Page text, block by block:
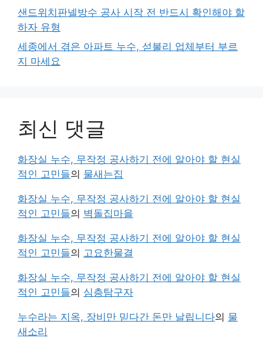
샌드위치판넬방수 공사 시작 전 반드시 확인해야 할
하자 유형
세종에서 겪은 아파트 누수, 섣불리 업체부터 부르
지 마세요
최신 댓글
화장실 누수, 무작정 공사하기 전에 알아야 할 현실
적인 고민들의 물새는집
화장실 누수, 무작정 공사하기 전에 알아야 할 현실
적인 고민들의 벽돌집마을
화장실 누수, 무작정 공사하기 전에 알아야 할 현실
적인 고민들의 고요한물결
화장실 누수, 무작정 공사하기 전에 알아야 할 현실
적인 고민들의 심층탐구자
누수라는 지옥, 장비만 믿다간 돈만 날립니다의 물
새소리